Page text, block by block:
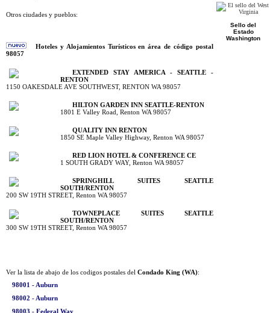
Otros ciudades y pueblos:
Hoteles y Alojamientos Turísticos en área de código postal
98057
EXTENDED STAY AMERICA - SEATTLE -
RENTON
1150 OAKESDALE AVE SOUTHWEST, RENTON WA 98057
HILTON GARDEN INN SEATTLE-RENTON
1801 E Valley Road, Renton WA 98057
QUALITY INN RENTON
1850 SE Maple Valley Highway, Renton WA 98057
RED LION HOTEL & CONFERENCE CE
1 SOUTH GRADY WAY, Renton WA 98057
SPRINGHILL SUITES SEATTLE
SOUTH/RENTON
200 SW 19TH STREET, Renton WA 98057
TOWNEPLACE SUITES SEATTLE
SOUTH/RENTON
300 SW 19TH STREET, Renton WA 98057
Sello del
Estado
Washington
Ver la lista de abajo de los codigos postales del Condado King (WA):
98001 - Auburn
98002 - Auburn
98003 - Federal Way